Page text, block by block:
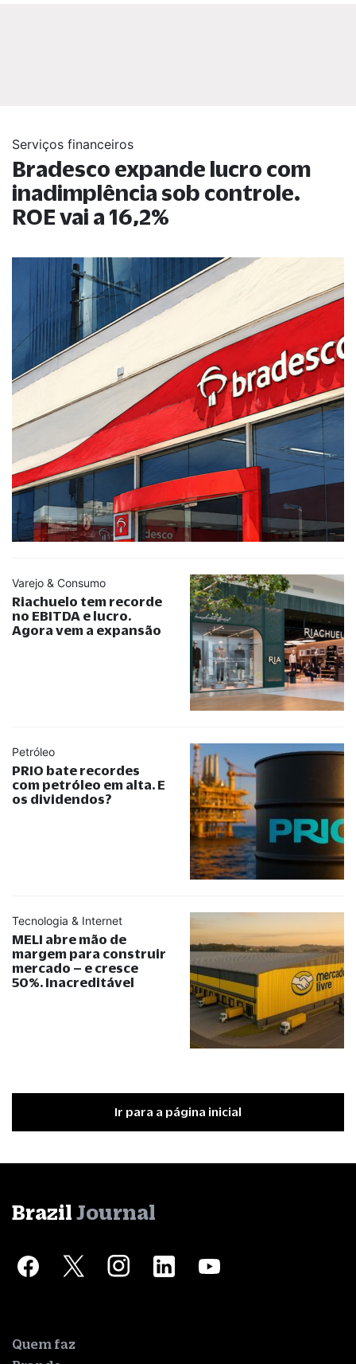
Serviços financeiros
Bradesco expande lucro com
inadimplência sob controle.
ROE vai a 16,2%
Varejo & Consumo
Riachuelo tem recorde
no EBITDA e lucro.
Agora vem a expansão
Petróleo
PRIO bate recordes
com petróleo em alta. E
os dividendos?
Tecnologia & Internet
MELI abre mão de
margem para construir
mercado – e cresce
50%. Inacreditável
Ir para a página inicial
Brazil Journal
Quem faz